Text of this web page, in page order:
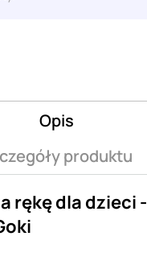
Opis
produktu
rękę dla dzieci -